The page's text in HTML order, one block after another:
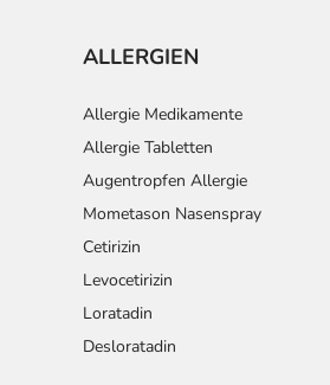
ALLERGIEN
Allergie Medikamente
Allergie Tabletten
Augentropfen Allergie
Mometason Nasenspray
Cetirizin
Levocetirizin
Loratadin
Desloratadin